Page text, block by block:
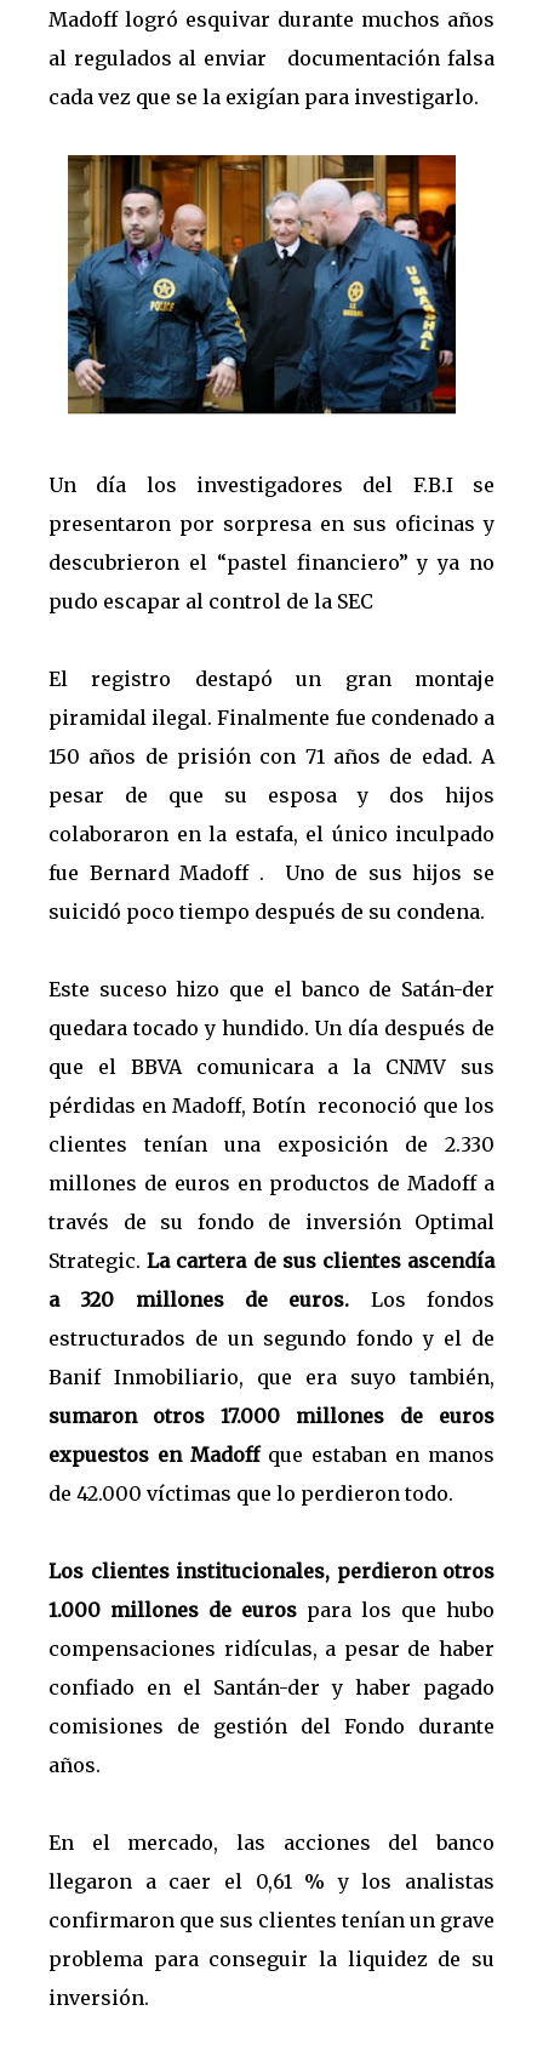
Madoff logró esquivar durante muchos años
al regulados al enviar documentación falsa
cada vez que se la exigían para investigarlo.
Un día los investigadores del F.B.I se
presentaron por sorpresa en sus oficinas y
descubrieron el “pastel financiero” y ya no
pudo escapar al control de la SEC
El registro destapó un gran montaje
piramidal ilegal. Finalmente fue condenado a
150 años de prisión con 71 años de edad. A
pesar de que su esposa y dos hijos
colaboraron en la estafa, el único inculpado
fue Bernard Madoff . Uno de sus hijos se
suicidó poco tiempo después de su condena.
Este suceso hizo que el banco de Satán-der
quedara tocado y hundido. Un día después de
que el BBVA comunicara a la CNMV sus
pérdidas en Madoff, Botín reconoció que los
clientes tenían una exposición de 2.330
millones de euros en productos de Madoff a
través de su fondo de inversión Optimal
Strategic.La cartera de sus clientes ascendía
a 320 millones de euros. Los fondos
estructurados de un segundo fondo y el de
Banif Inmobiliario, que era suyo también,
sumaron otros 17.000 millones de euros
expuestos en Madoffque estaban en manos
de 42.000 víctimas que lo perdieron todo.
Los clientes institucionales, perdieron otros
1.000 millones de euros para los que hubo
compensaciones ridículas, a pesar de haber
confiado en el Santán-der y haber pagado
comisiones de gestión del Fondo durante
años.
En el mercado, las acciones del banco
llegaron a caer el 0,61 % y los analistas
confirmaron que sus clientes tenían un grave
problema para conseguir la liquidez de su
inversión.